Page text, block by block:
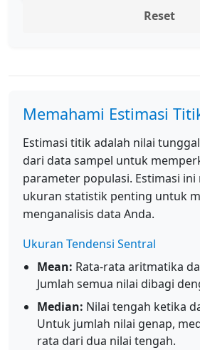
Reset
Memahami Estimasi
Estimasi titik adalah nilai
dari data sampel untuk
parameter populasi. Estimasi
ukuran statistik penting untuk
menganalisis data Anda.
Ukuran Tendensi Sentral
Mean: Rata-rata aritmatika
Jumlah semua nilai dibagi
Median: Nilai tengah ketika
Untuk jumlah nilai genap,
rata dari dua nilai tengah.